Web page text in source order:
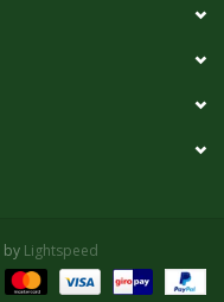
by Lightspeed